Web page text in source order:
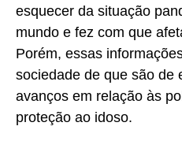
esquecer da situação
mundo e fez com que
Porém, essas
sociedade de que são de
avanços em relação às
proteção ao idoso.